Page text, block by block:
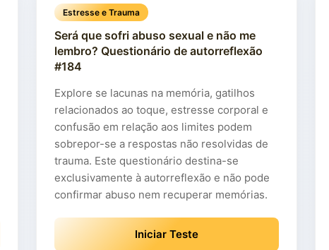
Estresse e Trauma
Será que sofri abuso sexual e não me
lembro? Questionário de autorreflexão
#184
Explore se lacunas na memória, gatilhos
relacionados ao toque, estresse corporal e
confusão em relação aos limites podem
sobrepor-se a respostas não resolvidas de
trauma. Este questionário destina-se
exclusivamente à autorreflexão e não pode
confirmar abuso nem recuperar memórias.
Iniciar Teste